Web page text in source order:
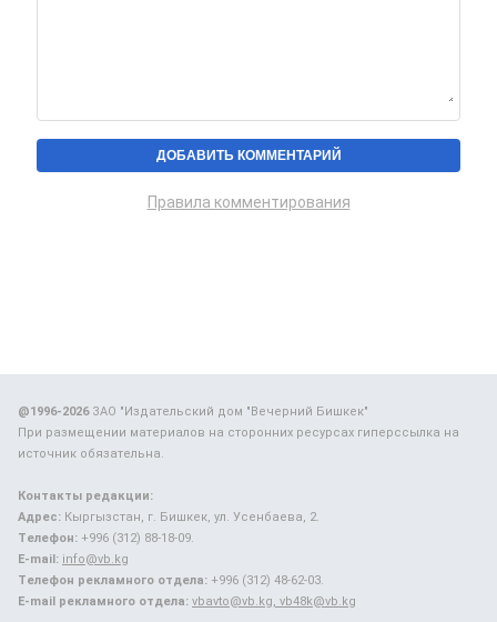
Правила комментирования
@1996-2026ЗАО "Издательский дом "Вечерний Бишкек"
При размещении материалов на сторонних ресурсах гиперссылка на
источник обязательна.
Контакты редакции:
Адрес: Кыргызстан, г. Бишкек, ул. Усенбаева, 2.
Телефон: +996 (312) 88-18-09.
E-mail: info@vb.kg
Телефон рекламного отдела: +996 (312) 48-62-03.
E-mail рекламного отдела: vbavto@vb.kg, vb48k@vb.kg